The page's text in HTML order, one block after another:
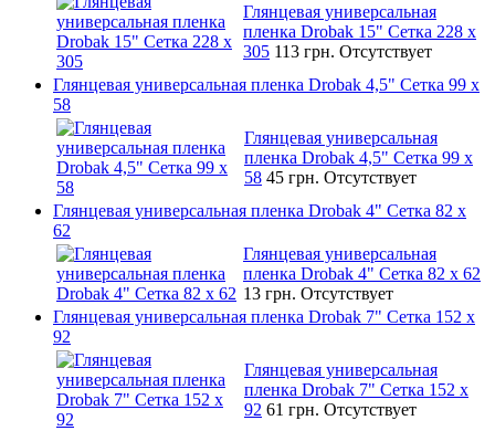
Глянцевая универсальная
пленка Drobak 15" Сетка 228 x
305 113 грн. Отсутствует
Глянцевая универсальная пленка Drobak 4,5" Сетка 99 x
58
Глянцевая универсальная
пленка Drobak 4,5" Сетка 99 x
58 45 грн. Отсутствует
Глянцевая универсальная пленка Drobak 4" Сетка 82 x
62
Глянцевая универсальная
пленка Drobak 4" Сетка 82 x 62
13 грн. Отсутствует
Глянцевая универсальная пленка Drobak 7" Сетка 152 x
92
Глянцевая универсальная
пленка Drobak 7" Сетка 152 x
92 61 грн. Отсутствует